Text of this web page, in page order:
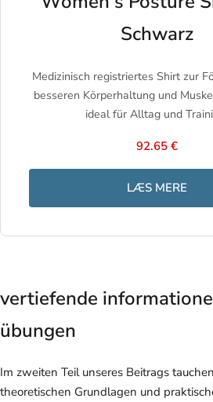
Schwarz
Medizinisch registriertes Shirt zur
besseren Körperhaltung und
ideal für Alltag und
92.65 €
LÆS MERE
vertiefende
übungen
Im zweiten Teil unseres Beitrags
theoretischen Grundlagen und